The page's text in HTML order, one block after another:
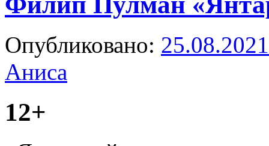
Опубликовано: 25.08.2021
Аниса
12+